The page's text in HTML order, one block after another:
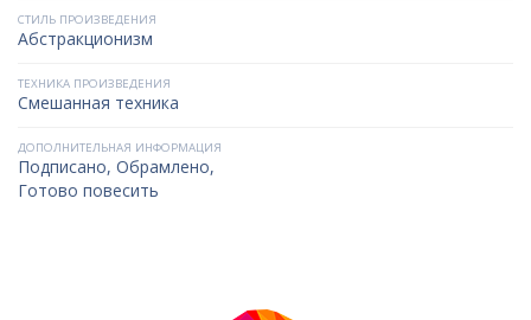
СТИЛЬ ПРОИЗВЕДЕНИЯ
Абстракционизм
ТЕХНИКА ПРОИЗВЕДЕНИЯ
Смешанная техника
ДОПОЛНИТЕЛЬНАЯ ИНФОРМАЦИЯ
Подписано, Обрамлено,
Готово повесить